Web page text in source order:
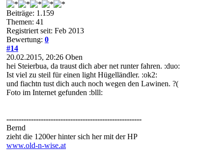
Beiträge: 1.159
Themen: 41
Registriert seit: Feb 2013
Bewertung: 0
#14
20.02.2015, 20:26 Oben
hei Steierbua, da traust dich aber net runter fahren. :duo:
Ist viel zu steil für einen light Hügelländler. :ok2:
und fiachtn tust dich auch noch wegen den Lawinen. ?(
Foto im Internet gefunden :blll:
-------------------------------------------------------
Bernd
zieht die 1200er hinter sich her mit der HP
www.old-n-wise.at